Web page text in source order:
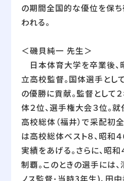
の期間全国的な優位を保
われる。
＜磯貝純一 先生＞
日本体育大学を卒業後、
立高校監督。国体選手とし
の優勝に貢献。監督として
体２位、選手権大会３位。就
高校総体（福井）で采配初
は高校総体ベスト８、昭和
実績をあげる。さらに、昭
制覇。このときの選手には